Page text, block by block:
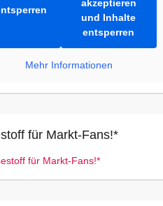
akzeptieren
und Inhalte
entsperren
Mehr Informationen
für Markt-Fans!*